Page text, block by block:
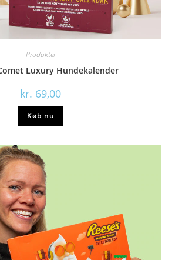
Produkter
Luxury Hundekalender
kr. 69,00
Køb nu